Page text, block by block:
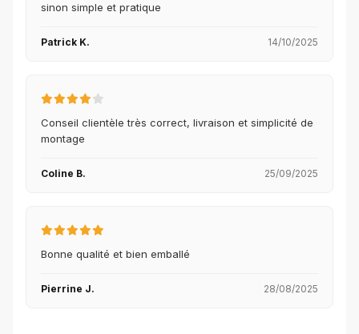
sinon simple et pratique
Patrick K. 14/10/2025
Conseil clientèle très correct, livraison et simplicité de
montage
Coline B. 25/09/2025
Bonne qualité et bien emballé
Pierrine J. 28/08/2025